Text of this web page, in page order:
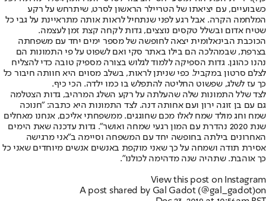
כשבועיים, עם יציאתו של הטריילר הראשון לסרט, שיתרחש על רקע
המלחמה הקרה. אבל רגע לפני שנתחיל לראות אותה מתראיינת על גבי כל
שטיח אדום ובשלל טקסים נוצצים, גדות לקחה קצת זמן לעצמה.
הכוכבת הבינאלומית יצאה לחופשה של מספר ימים יחד עם משפחתה
בצרפת, שבמהלכה הם בילו באתר סקי ואם לשפוט על פי התמונות הם
נהנו כהוגן. גדות הספיקה ללמוד לגלוש בצורה מספיק טובה כדי להצליח
לצלם סרטון במקביל. כפי שניתן לראות, בשלב מסוים היא חוותה חיבור כל
כך עז לשלג, שפשוט החליטה להתפלש בו כמו ילדה. הכי כיף.
לצד שלל התמונות שלה שהעלתה על רקע השלג המרהיב, גדות הצטלמה
גם עם בן זוגה ירון ועם אחותה דנה. לצד התמונות היא כתבה: "חנוכה
שמח וחג מולד שמח לאלו מכם שחוגגים. ממשפחתי אליכם, אנחנו מאחלים
שנת 2020 נהדרת עם המון רגעי שמחה ואושר". גדות עדכנה שאת הימים
האחרונים בילתה בחופשה יחד עם המשפחה וסיימה ב"אני מרגישה
אסירת תודה ושמחה על כך שאני מוקפת באנשים אנשים מיוחדים שאני כל
כך אוהבת. שתהיה שנה מדהימה לכולנו".
View this post on Instagram
A post shared by Gal Gadot (@gal_gadot)on